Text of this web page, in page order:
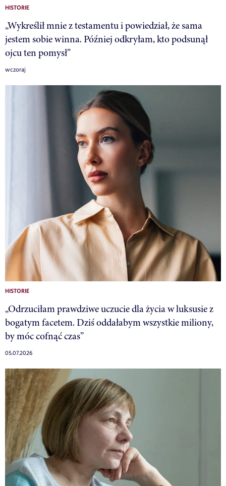
HISTORIE
„Wykreślił mnie z testamentu i powiedział, że sama
jestem sobie winna. Później odkryłam, kto podsunął
ojcu ten pomysł”
wczoraj
HISTORIE
„Odrzuciłam prawdziwe uczucie dla życia w luksusie z
bogatym facetem. Dziś oddałabym wszystkie miliony,
by móc cofnąć czas”
05.07.2026